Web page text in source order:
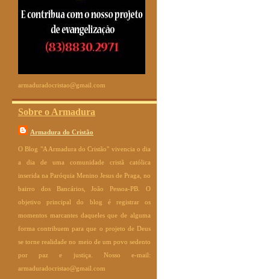
armaduradocristao@gmail.com
Sobre o Armadura
Armadura do Cristão
O Blog "A Armadura do Cristão" vivencia o dia
a dia de uma comunidade cristã católica
inserida na Paróquia Menino Jesus de Praga, no
bairro dos Bancários, João Pessoa-PB. O
objetivo principal do blog é registrar os
momentos marcantes daqueles que de alguma
forma contribuem para que o projeto de Deus
se torne realidade no meio de um povo sedento
por paz e justiça. Nosso e-mail:
armaduradocristao@gmail.com